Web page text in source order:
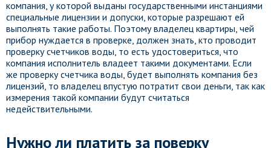
компания, у которой выданы государственными инстанциями
специальные лицензии и допуски, которые разрешают ей
выполнять такие работы. Поэтому владелец квартиры, чей
прибор нуждается в проверке, должен знать, кто проводит
проверку счетчиков воды, то есть удостовериться, что
компания исполнитель владеет такими документами. Если
же проверку счетчика воды, будет выполнять компания без
лицензий, то владелец впустую потратит свои деньги, так как
измерения такой компании будут считаться
недействительными.
Нужно ли платить за поверку